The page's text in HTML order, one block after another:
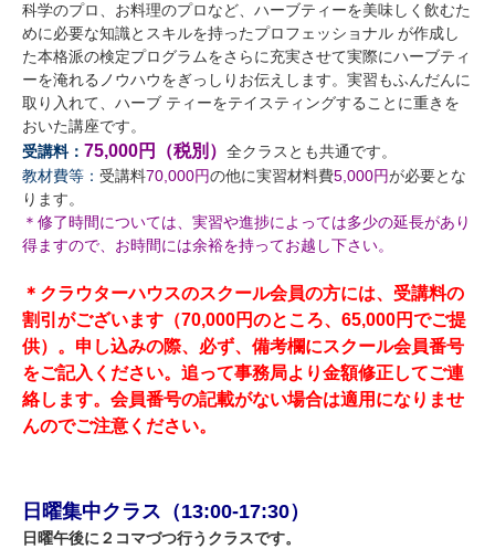
科学のプロ、お料理のプロなど、ハーブティーを美味しく飲むた
めに必要な知識とスキルを持ったプロフェッショナル が作成し
た本格派の検定プログラムをさらに充実させて実際にハーブティ
ーを淹れるノウハウをぎっしりお伝えします。実習もふんだんに
取り入れて、ハーブ ティーをテイスティングすることに重きを
おいた講座です。
受講料： 75,000円（税別） 全クラスとも共通です。
教材費等： 受講料70,000円の他に実習材料費5,000円が必要とな
ります。
＊修了時間については、実習や進捗によっては多少の延長があり
得ますので、お時間には余裕を持ってお越し下さい。
＊クラウターハウスのスクール会員の方には、受講料の
割引がございます（70,000円のところ、65,000円でご提
供）。申し込みの際、必ず、備考欄にスクール会員番号
をご記入ください。追って事務局より金額修正してご連
絡します。会員番号の記載がない場合は適用になりませ
んのでご注意ください。
日曜集中クラス（13:00-17:30）
日曜午後に２コマづつ行うクラスです。